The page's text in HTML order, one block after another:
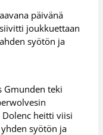
päivänä
joukkuettaan
syötön ja
Gmunden teki
heitti viisi
syötön ja